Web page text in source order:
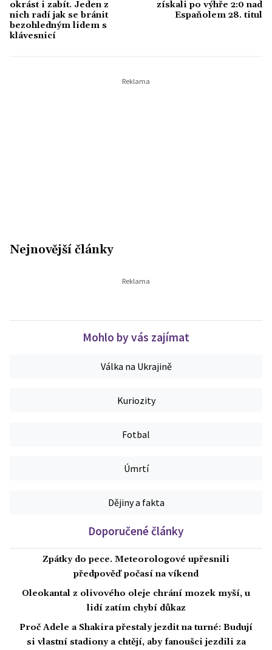
okrást i zabít. Jeden z
nich radí jak se bránit
bezohledným lidem s
klávesnicí
získali po výhře 2:0 nad
Espaňolem 28. titul
Nejnovější články
Mohlo by vás zajímat
Válka na Ukrajině
Kuriozity
Fotbal
Úmrtí
Dějiny a fakta
Doporučené články
Zpátky do pece. Meteorologové upřesnili
předpověď počasí na víkend
Oleokantal z olivového oleje chrání mozek myší, u
lidí zatím chybí důkaz
Proč Adele a Shakira přestaly jezdit na turné: Budují
si vlastní stadiony a chtějí, aby fanoušci jezdili za